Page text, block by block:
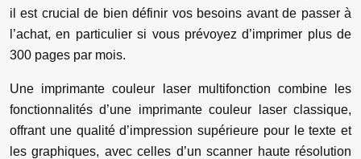
il est crucial de bien définir vos besoins avant de passer à
l’achat, en particulier si vous prévoyez d’imprimer plus de
300 pages par mois.
Une imprimante couleur laser multifonction combine les
fonctionnalités d’une imprimante couleur laser classique,
offrant une qualité d’impression supérieure pour le texte et
les graphiques, avec celles d’un scanner haute résolution